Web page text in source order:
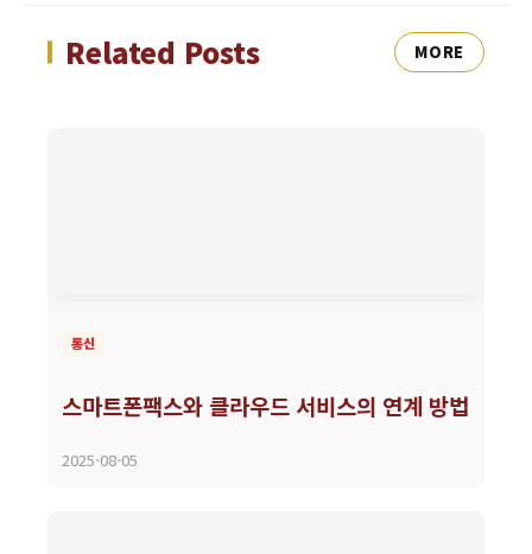
Related Posts MORE
통신
스마트폰팩스와 클라우드 서비스의 연계 방법
2025-08-05